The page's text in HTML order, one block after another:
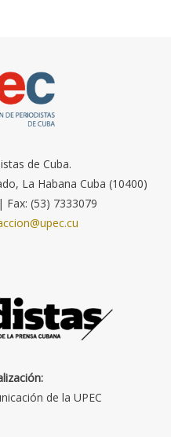
de Cuba.
La Habana Cuba (10400)
Fax: (53) 7333079
de la UPEC